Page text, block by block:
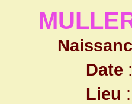
Date
Lieu :